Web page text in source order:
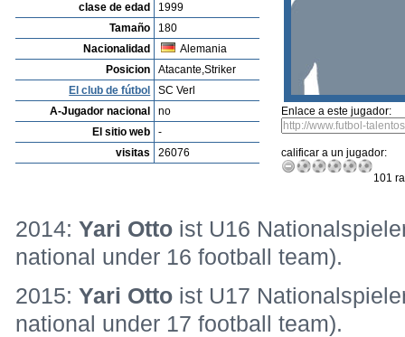
clase de edad
1999
Tamaño
180
Nacionalidad
Alemania
Posicion
Atacante,Striker
El club de fútbol
SC Verl
A-Jugador nacional
no
El sitio web
-
visitas
26076
Enlace a este jugador:
calificar a un jugador:
101
2014:Yari Otto ist U16
national under 16 football team).
2015:Yari Otto ist U17
national under 17 football team).